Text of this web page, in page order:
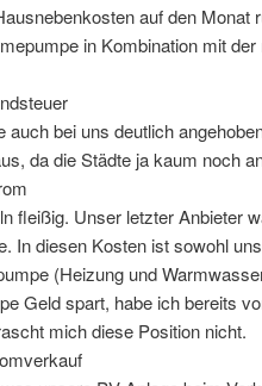
auf den Monat
in Kombination mit
auch bei uns deutlich
da die Städte ja kaum noch
fleißig. Unser letzter Anbieter
In diesen Kosten ist sowohl
(Heizung und
Geld spart, habe ich bereits
mich diese Position nicht.